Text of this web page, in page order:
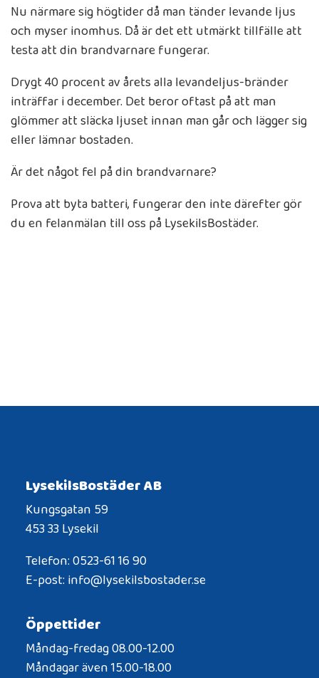
Nu närmare sig högtider då man tänder levande ljus
och myser inomhus. Då är det ett utmärkt tillfälle att
testa att din brandvarnare fungerar.
Drygt 40 procent av årets alla levandeljus-bränder
inträffar i december. Det beror oftast på att man
glömmer att släcka ljuset innan man går och lägger sig
eller lämnar bostaden.
Är det något fel på din brandvarnare?
Prova att byta batteri, fungerar den inte därefter gör
du en felanmälan till oss på LysekilsBostäder.
LysekilsBostäder AB
Kungsgatan 59
453 33 Lysekil
Telefon: 0523-61 16 90
E-post: info@lysekilsbostader.se
Öppettider
Måndag-fredag 08.00-12.00
Måndagar även 15.00-18.00